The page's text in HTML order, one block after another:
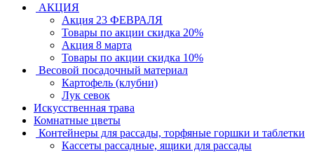
АКЦИЯ
Акция 23 ФЕВРАЛЯ
Товары по акции скидка 20%
Акция 8 марта
Товары по акции скидка 10%
Весовой посадочный материал
Картофель (клубни)
Лук севок
Искусственная трава
Комнатные цветы
Контейнеры для рассады, торфяные горшки и таблетки
Кассеты рассадные, ящики для рассады